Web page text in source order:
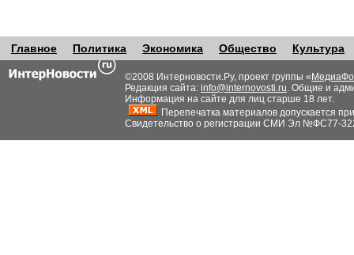
Главное Политика Экономика Общество Культура
©2008 Интерновости.Ру, проект группы «
Редакция сайта: info@internovosti.ru. Общие и
Информация на сайте для лиц старше 18 лет.
Перепечатка материалов допускается
Свидетельство о регистрации СМИ Эл №ФС77-